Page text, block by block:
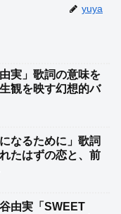
yuya
実」歌詞の意味を
観を映す幻想的バ
なるために」歌詞
たはずの恋と、前
由実「SWEET